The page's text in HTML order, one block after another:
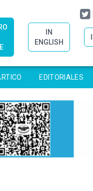
IN
ENGLISH
EDITORIALES